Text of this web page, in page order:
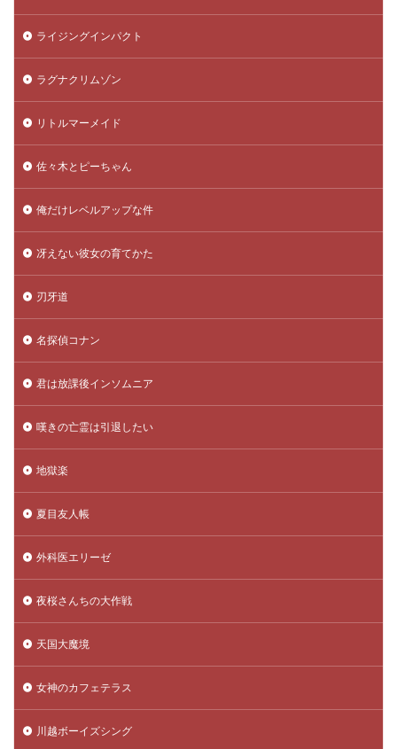
ライジングインパクト
ラグナクリムゾン
リトルマーメイド
佐々木とピーちゃん
俺だけレベルアップな件
冴えない彼女の育てかた
刃牙道
名探偵コナン
君は放課後インソムニア
嘆きの亡霊は引退したい
地獄楽
夏目友人帳
外科医エリーゼ
夜桜さんちの大作戦
天国大魔境
女神のカフェテラス
川越ボーイズシング